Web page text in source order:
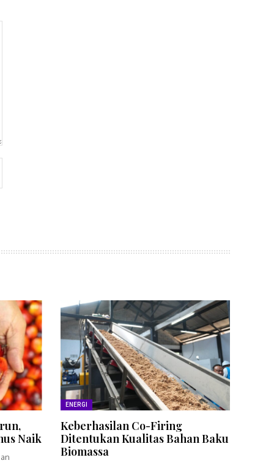
Naik
ENERGI
Keberhasilan Co-Firing
Ditentukan Kualitas Bahan Baku
Biomassa